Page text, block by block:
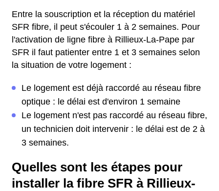
Entre la souscription et la réception du matériel
SFR fibre, il peut s'écouler 1 à 2 semaines. Pour
l'activation de ligne fibre à Rillieux-La-Pape par
SFR il faut patienter entre 1 et 3 semaines selon
la situation de votre logement :
Le logement est déjà raccordé au réseau fibre
optique : le délai est d'environ 1 semaine
Le logement n'est pas raccordé au réseau fibre,
un technicien doit intervenir : le délai est de 2 à
3 semaines.
Quelles sont les étapes pour
installer la fibre SFR à Rillieux-